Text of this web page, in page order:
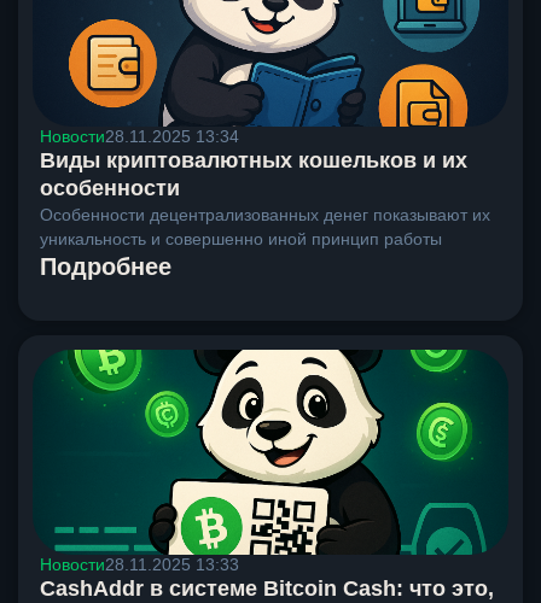
Новости28.11.2025 13:34
Виды криптовалютных кошельков и их
особенности
Особенности децентрализованных денег показывают их
уникальность и совершенно иной принцип работы
Подробнее
Новости28.11.2025 13:33
CashAddr в системе Bitcoin Cash: что это,